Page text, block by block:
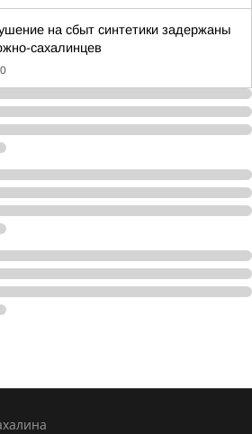
на сбыт синтетики задержаны
сахалинцев